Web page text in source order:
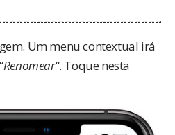
Um menu contextual irá
Renomear“. Toque nesta